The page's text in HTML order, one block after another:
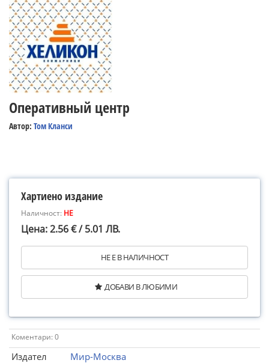
Оперативный центр
Автор: Том Кланси
Хартиено издание
Наличност: НЕ
Цена: 2.56 € / 5.01 ЛВ.
НЕ Е В НАЛИЧНОСТ
ДОБАВИ В ЛЮБИМИ
Коментари: 0
Издател
Мир-Москва